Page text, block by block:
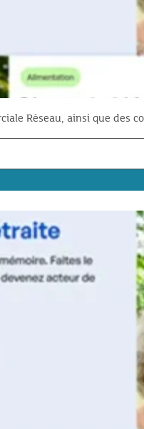
Réseau, ainsi que des